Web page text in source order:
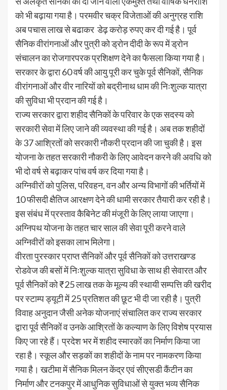
को भी बढ़ाया गया है। परमवीर चक्र विजेताओं की अनुग्रह राशि
अब पचास लाख से बढाकर डेढ़ करोड़ रुपए कर दी गई है। पूर्व
सैनिक वीरांगनाओं और पुत्री को ड्रोन दीदी के रूप में ड्रोन
संचालन का रोजगारपरक प्रशिक्षण देने का फैसला किया गया है।
सरकार के द्वारा 60 वर्ष की आयु पूरी कर चुके पूर्व सैनिकों, सैनिक
वीरांगनाओं और वीर नारियों को बद्रीनाथ धाम की निःशुल्क यात्रा
की सुविधा भी प्रदान की गई है।
राज्य सरकार द्वारा शहीद सैनिकों के परिवार के एक सदस्य को
सरकारी सेवा में लिए जाने की व्यवस्था की गई है। अब तक शहीदों
के 37 आश्रितों को सरकारी नौकरी प्रदान की जा चुकी है। इस
योजना के तहत सरकारी नौकरी के लिए आवेदन करने की अवधि को
भी दो वर्ष से बढ़ाकर पांच वर्ष कर दिया गया है।
अग्निवीरों को पुलिस, परिवहन, वन और अन्य विभागों की भर्तियों में
10 फीसदी क्षैतिज आरक्षण देने की धामी सरकार तैयारी कर रही है।
इस संबंध में प्रस्ताव कैबिनेट की मंजूरी के लिए लाया जाएगा।
अग्निपथ योजना के तहत चार साल की सेवा पूरी करने वाले
अग्निवीरों को इसका लाभ मिलेगा।
वीरता पुरस्कार प्राप्त सैनिकों और पूर्व सैनिकों को उत्तराखण्ड
रोडवेज की बसों में निःशुल्क यात्रा सुविधा के साथ ही सेवारत और
पूर्व सैनिकों को ₹25 लाख तक के मूल्य की स्थायी सम्पत्ति की खरीद
पर स्टाम्प ड्यूटी में 25 प्रतिशत की छूट भी दी जा रही है। पुत्री
विवाह अनुदान जैसी अनेक योजनाएं संचालित कर राज्य सरकार
द्वारा पूर्व सैनिकों व उनके आश्रितों के कल्याण के लिए विशेष प्रयास
किए जा रहे हैं। प्रदेश भर में शहीद स्मारकों का निर्माण किया जा
रहा है। स्कूल और सड़कों का शहीदों के नाम पर नामकरण किया
गया है। खटीमा में सैनिक मिलन केंद्र एवं सीएसडी कैंटीन का
निर्माण और टनकपुर में आधुनिक सुविधाओं से युक्त भव्य सैनिक